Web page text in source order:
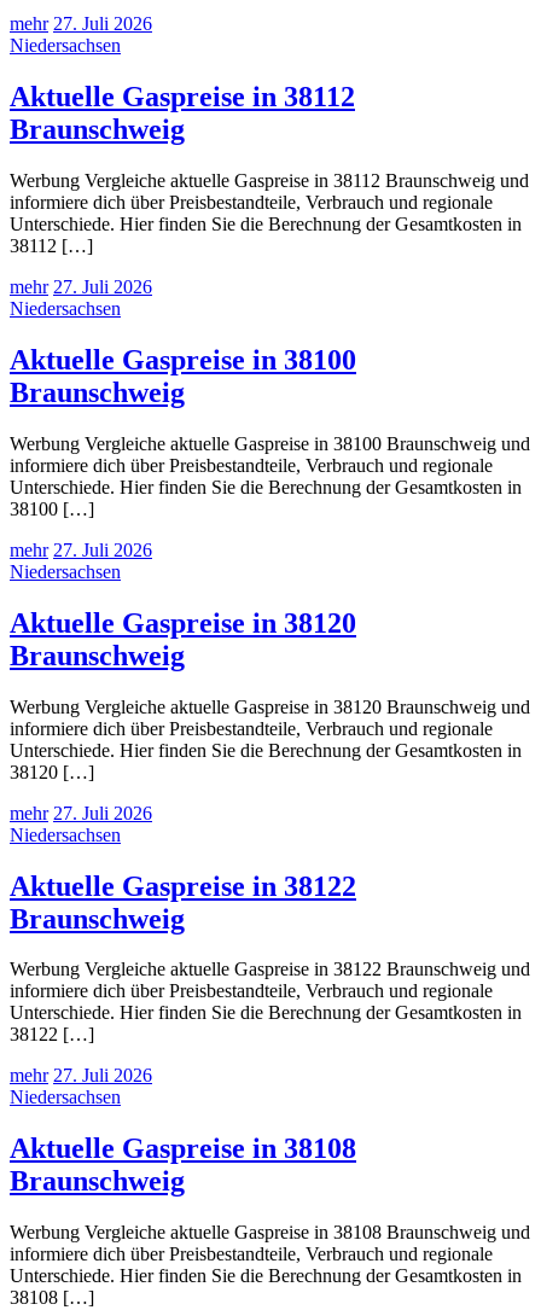
mehr 27. Juli 2026
Niedersachsen
Aktuelle Gaspreise in 38112
Braunschweig
Werbung Vergleiche aktuelle Gaspreise in 38112 Braunschweig und
informiere dich über Preisbestandteile, Verbrauch und regionale
Unterschiede. Hier finden Sie die Berechnung der Gesamtkosten in
38112 […]
mehr 27. Juli 2026
Niedersachsen
Aktuelle Gaspreise in 38100
Braunschweig
Werbung Vergleiche aktuelle Gaspreise in 38100 Braunschweig und
informiere dich über Preisbestandteile, Verbrauch und regionale
Unterschiede. Hier finden Sie die Berechnung der Gesamtkosten in
38100 […]
mehr 27. Juli 2026
Niedersachsen
Aktuelle Gaspreise in 38120
Braunschweig
Werbung Vergleiche aktuelle Gaspreise in 38120 Braunschweig und
informiere dich über Preisbestandteile, Verbrauch und regionale
Unterschiede. Hier finden Sie die Berechnung der Gesamtkosten in
38120 […]
mehr 27. Juli 2026
Niedersachsen
Aktuelle Gaspreise in 38122
Braunschweig
Werbung Vergleiche aktuelle Gaspreise in 38122 Braunschweig und
informiere dich über Preisbestandteile, Verbrauch und regionale
Unterschiede. Hier finden Sie die Berechnung der Gesamtkosten in
38122 […]
mehr 27. Juli 2026
Niedersachsen
Aktuelle Gaspreise in 38108
Braunschweig
Werbung Vergleiche aktuelle Gaspreise in 38108 Braunschweig und
informiere dich über Preisbestandteile, Verbrauch und regionale
Unterschiede. Hier finden Sie die Berechnung der Gesamtkosten in
38108 […]